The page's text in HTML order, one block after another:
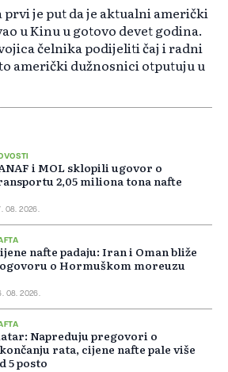
je put da je aktualni američki
u Kinu u gotovo devet godina.
čelnika podijeliti čaj i radni
američki dužnosnici otputuju u
i MOL sklopili ugovor o
2,05 miliona tona nafte
08. 2026.
nafte padaju: Iran i Oman bliže
o Hormuškom moreuzu
08. 2026.
Napreduju pregovori o
rata, cijene nafte pale više
5 posto